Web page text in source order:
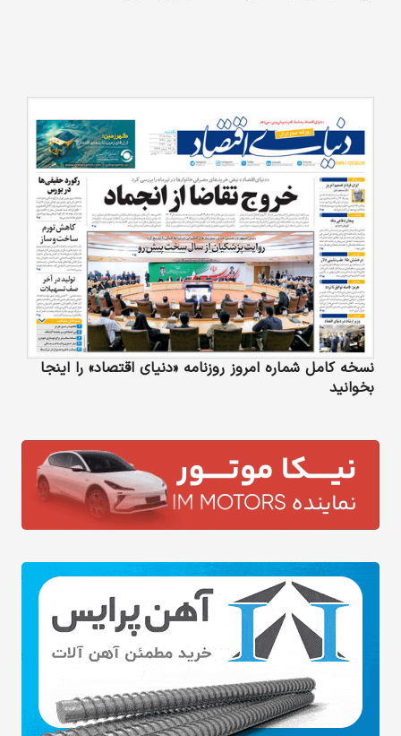
نسخه کامل شماره امروز روزنامه «دنیای‌ اقتصاد» را اینجا
بخوانید